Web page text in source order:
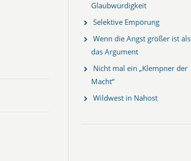
Glaubwürdigkeit
Selektive Empörung
Wenn die Angst größer ist als
das Argument
Nicht mal ein „Klempner der
Macht“
Wildwest in Nahost